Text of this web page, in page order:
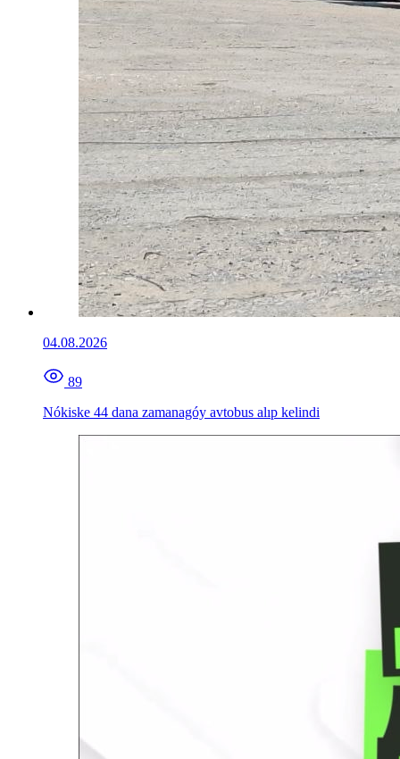
04.08.2026
89
Nókiske 44 dana zamanagóy avtobus alıp kelindi